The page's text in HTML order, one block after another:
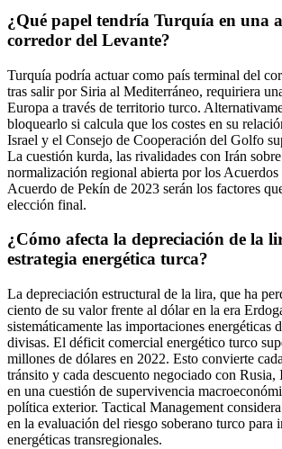
¿Qué papel tendría Turquía en una
corredor del Levante?
Turquía podría actuar como país terminal del
tras salir por Siria al Mediterráneo, requiriera
Europa a través de territorio turco.
bloquearlo si calcula que los costes en su
Israel y el Consejo de Cooperación del Golfo
La cuestión kurda, las rivalidades con Irán
normalización regional abierta por los
Acuerdo de Pekín de 2023 serán los factores
elección final.
¿Cómo afecta la depreciación de la
estrategia energética turca?
La depreciación estructural de la lira, que ha
ciento de su valor frente al dólar en la era
sistemáticamente las importaciones energéticas
divisas. El déficit comercial energético turco
millones de dólares en 2022. Esto convierte
tránsito y cada descuento negociado con Rusia,
en una cuestión de supervivencia
política exterior. Tactical Management
en la evaluación del riesgo soberano turco para
energéticas transregionales.